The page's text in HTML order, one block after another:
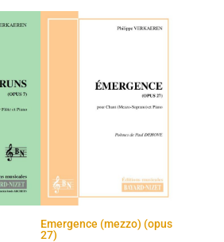
Emergence (mezzo) (opus
27)